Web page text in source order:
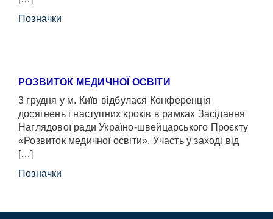
Позначки
РОЗВИТОК МЕДИЧНОЇ ОСВІТИ
3 грудня у м. Київ відбулася Конференція
досягнень і наступних кроків в рамках Засідання
Наглядової ради Україно-швейцарського Проєкту
«Розвиток медичної освіти». Участь у заході від
[…]
Позначки